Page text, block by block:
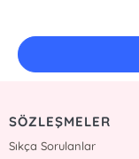
SÖZLEŞMELER
Sıkça Sorulanlar